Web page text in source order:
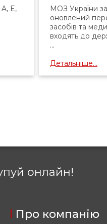
E,
МОЗ України
оновлений
засобів та
входять до
...
Детальніше...
онлайн!
Про компанію